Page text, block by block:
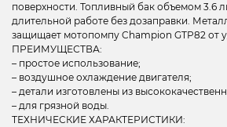
поверхности. Топливный бак объемом 3.6
длительной работе без дозаправки.
защищает мотопомпу Champion GTP82 от
ПРЕИМУЩЕСТВА:
– простое использование;
– воздушное охлаждение двигателя;
– детали изготовлены из
– для грязной воды.
ТЕХНИЧЕСКИЕ ХАРАКТЕРИСТИКИ: